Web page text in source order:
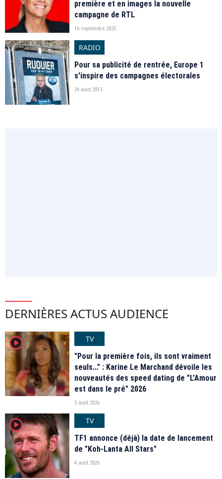
première et en images la nouvelle
campagne de RTL
16 septembre 2025
RADIO
Pour sa publicité de rentrée, Europe 1
s'inspire des campagnes électorales
24 août 2013
DERNIÈRES ACTUS AUDIENCE
player2
TV
"Pour la première fois, ils sont vraiment
seuls…" : Karine Le Marchand dévoile les
nouveautés des speed dating de "L'Amour
est dans le pré" 2026
5 août 2026
player2
TV
TF1 annonce (déjà) la date de lancement
de "Koh-Lanta All Stars"
4 août 2026